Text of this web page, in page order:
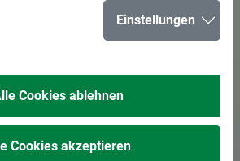
Einstellungen
Cookies ablehnen
Cookies akzeptieren